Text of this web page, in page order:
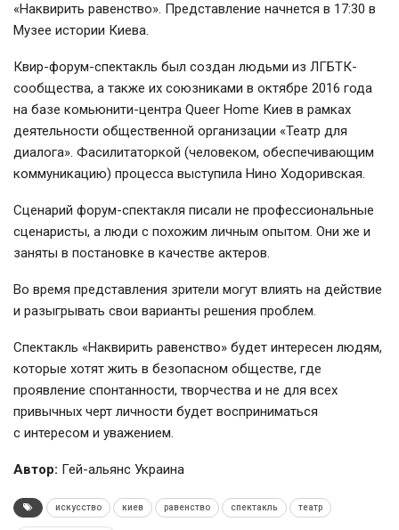
«Наквирить равенство». Представление начнется в 17:30 в
Музее истории Киева.
Квир-форум-спектакль был создан людьми из ЛГБТК-
сообщества, а также их союзниками в октябре 2016 года
на базе комьюнити-центра Queer Home Киев в рамках
деятельности общественной организации «Театр для
диалога». Фасилитаторкой (человеком, обеспечивающим
коммуникацию) процесса выступила Нино Ходоривская.
Сценарий форум-спектакля писали не профессиональные
сценаристы, а люди с похожим личным опытом. Они же и
заняты в постановке в качестве актеров.
Во время представления зрители могут влиять на действие
и разыгрывать свои варианты решения проблем.
Спектакль «Наквирить равенство» будет интересен людям,
которые хотят жить в безопасном обществе, где
проявление спонтанности, творчества и не для всех
привычных черт личности будет восприниматься
с интересом и уважением.
Автор: Гей-альянс Украина
искусство киев равенство спектакль театр